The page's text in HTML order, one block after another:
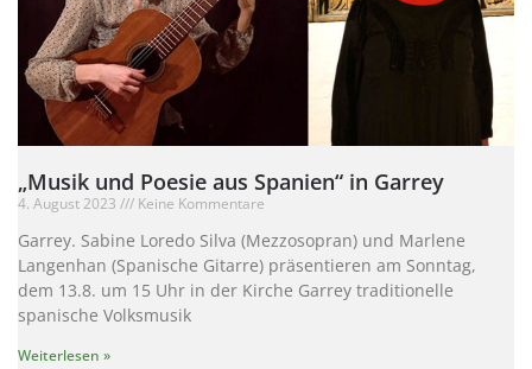
„Musik und Poesie aus Spanien“ in Garrey
4. August 2023 Keine Kommentare
Garrey. Sabine Loredo Silva (Mezzosopran) und Marlene
Langenhan (Spanische Gitarre) präsentieren am Sonntag,
dem 13.8. um 15 Uhr in der Kirche Garrey traditionelle
spanische Volksmusik
Weiterlesen »